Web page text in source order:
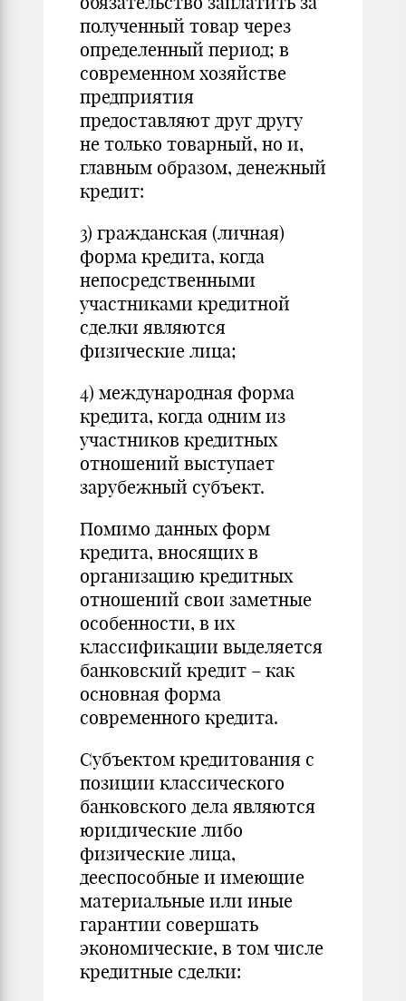
полученный товар через
определенный период; в
современном хозяйстве
предприятия
предоставляют друг другу
не только товарный, но и,
главным образом, денежный
кредит:
3) гражданская (личная)
форма кредита, когда
непосредственными
участниками кредитной
сделки являются
физические лица;
4) международная форма
кредита, когда одним из
участников кредитных
отношений выступает
зарубежный субъект.
Помимо данных форм
кредита, вносящих в
организацию кредитных
отношений свои заметные
особенности, в их
классификации выделяется
банковский кредит – как
основная форма
современного кредита.
Субъектом кредитования с
позиции классического
банковского дела являются
юридические либо
физические лица,
дееспособные и имеющие
материальные или иные
гарантии совершать
экономические, в том числе
кредитные сделки: